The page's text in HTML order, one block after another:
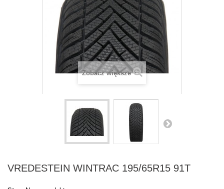
Zobacz większe
VREDESTEIN WINTRAC 195/65R15 91T